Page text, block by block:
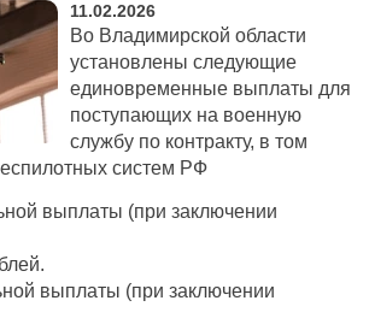
11.02.2026
Во Владимирской области
установлены следующие
единовременные выплаты для
поступающих на военную
службу по контракту, в том
систем РФ
выплаты (при заключении
выплаты (при заключении